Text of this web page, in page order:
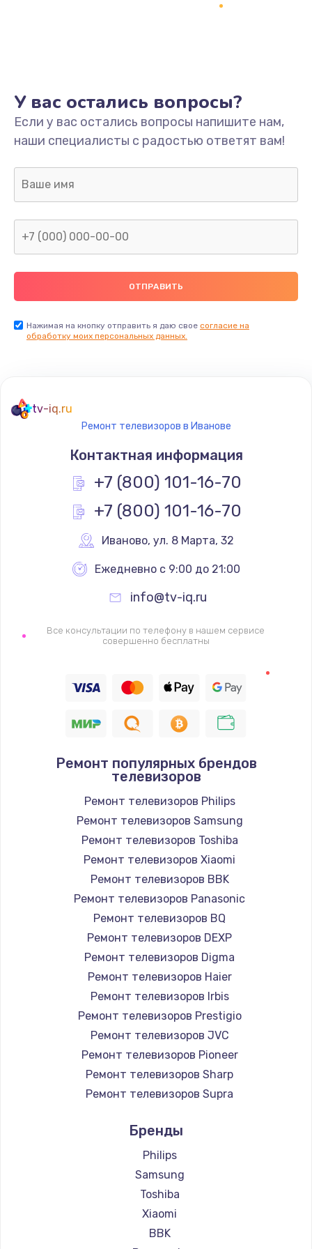
Не включается
1400 руб.
Заказать
Нет звука
800 руб.
Не видит флешку
400 руб.
Заказать
900 руб.
Заказать
900 руб.
Заказать
Не работает
1400 руб.
Восстановление цепи питания, пайка
Заказать
Программный ремонт/прошивка
Замена Bluetooth/Wi-Fi модуля
Заказать
Замена картридера
890 руб.
Заказать
Замена микросхемы NFC
1100 руб.
Заказать
Замена шим-контроллера
Заказать
Настройка Wi-Fi
1030 руб.
Заказать
У вас остались вопросы?
Если у вас остались вопросы напишите нам,
наши специалисты с радостью ответят вам!
Нажимая на кнопку отправить я даю свое согласие на
обработку моих персональных данных.
tv-iq.ru
Ремонт телевизоров в Иванове
Контактная информация
+7 (800) 101-16-70
+7 (800) 101-16-70
Иваново, ул. 8 Марта, 32
Ежедневно с 9:00 до 21:00
info@tv-iq.ru
Все консультации по телефону в нашем сервисе
совершенно бесплатны
Ремонт популярных брендов
телевизоров
Ремонт телевизоров Philips
Ремонт телевизоров Samsung
Ремонт телевизоров Toshiba
Ремонт телевизоров Xiaomi
Ремонт телевизоров BBK
Ремонт телевизоров Panasonic
Ремонт телевизоров BQ
Ремонт телевизоров DEXP
Ремонт телевизоров Digma
Ремонт телевизоров Haier
Ремонт телевизоров Irbis
Ремонт телевизоров Prestigio
Ремонт телевизоров JVC
Ремонт телевизоров Pioneer
Ремонт телевизоров Sharp
Ремонт телевизоров Supra
Ремонт телевизоров Hisense
Ремонт телевизоров Daewoo
Ремонт телевизоров Centek
Ремонт телевизоров Telefunken
Ремонт телевизоров Hyundai
Ремонт телевизоров Doffler
Бренды
Philips
Samsung
Toshiba
Xiaomi
BBK